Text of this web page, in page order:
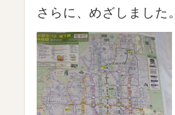
さらに、めざしました。